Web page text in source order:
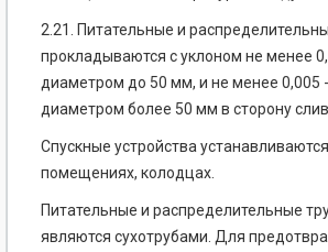
2.21. Питательные и
прокладываются с уклоном не менее
диаметром до 50 мм, и не менее 0,005
диаметром более 50 мм в сторону
Спускные устройства
помещениях, колодцах.
Питательные и распределительные
являются сухотрубами. Для